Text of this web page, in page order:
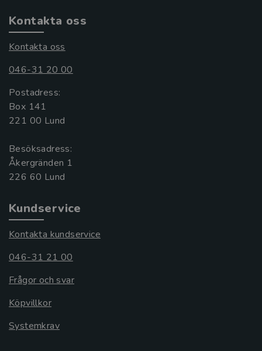
Kontakta oss
Kontakta oss
046-31 20 00
Postadress:
Box 141
221 00 Lund
Besöksadress:
Åkergränden 1
Kundservice
Kontakta kundservice
046-31 21 00
Frågor och svar
Köpvillkor
Systemkrav